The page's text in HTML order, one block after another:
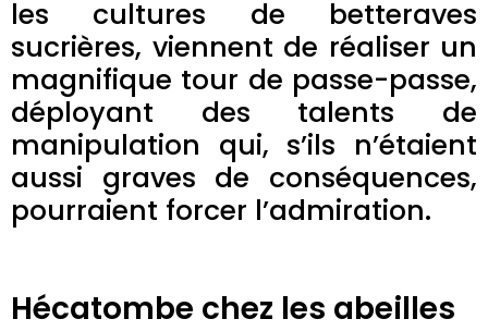
les cultures de betteraves
sucrières, viennent de réaliser un
magnifique tour de passe-passe,
déployant des talents de
manipulation qui, s’ils n’étaient
aussi graves de conséquences,
pourraient forcer l’admiration.
Hécatombe chez les abeilles